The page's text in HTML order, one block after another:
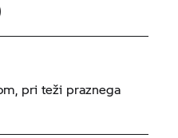
pri teži praznega